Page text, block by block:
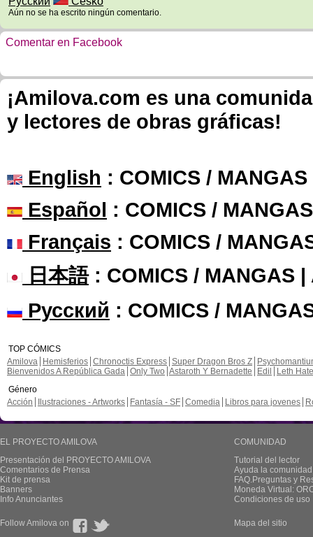
Aún no se ha escrito ningún comentario.
Comentar en Facebook
¡Amilova.com es una
y lectores de obras gráficas!
English : COMICS /
Español : COMICS /
Français : COMICS /
日本語: COMICS / MANGAS |
Русский : COMICS /
TOP CÓMICS
Amilova
Hemisferios Chronoctis Express Super Dragon Bros Z
Bienvenidos A República Gada Only Two Astaroth Y Bernadette Edil
Leth Hate
Género
Acción
Ilustraciones - Artworks Fantasía - SF Comedia Libros para jovenes
EL PROYECTO AMILOVA
Presentación del PROYECTO AMILOVA
Comentarios de Prensa
Kit de prensa
Banners
Info Anunciantes
COMUNIDAD
Tutorial del lector
Ayuda la
FAQ.Preguntas y
Moneda Virtual:
Condiciones de uso
Follow Amilova on Mapa del sitio